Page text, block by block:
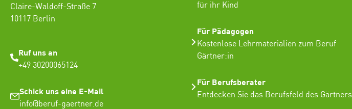
Claire-Waldoff-Straße 7
10117 Berlin
Ruf uns an
+49 30200065124
Schick uns eine E-Mail
info@beruf-gaertner.de
für ihr Kind
Für Pädagogen
Kostenlose Lehrmaterialien zum Beruf
Gärtner:in
Für Berufsberater
Entdecken Sie das Berufsfeld des Gärtners